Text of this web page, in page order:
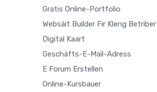
Gratis Online-Portfolio
Websäit Builder Fir Kleng Betriber
Digital Kaart
Geschäfts-E-Mail-Adress
E Forum Erstellen
Online-Kursbauer